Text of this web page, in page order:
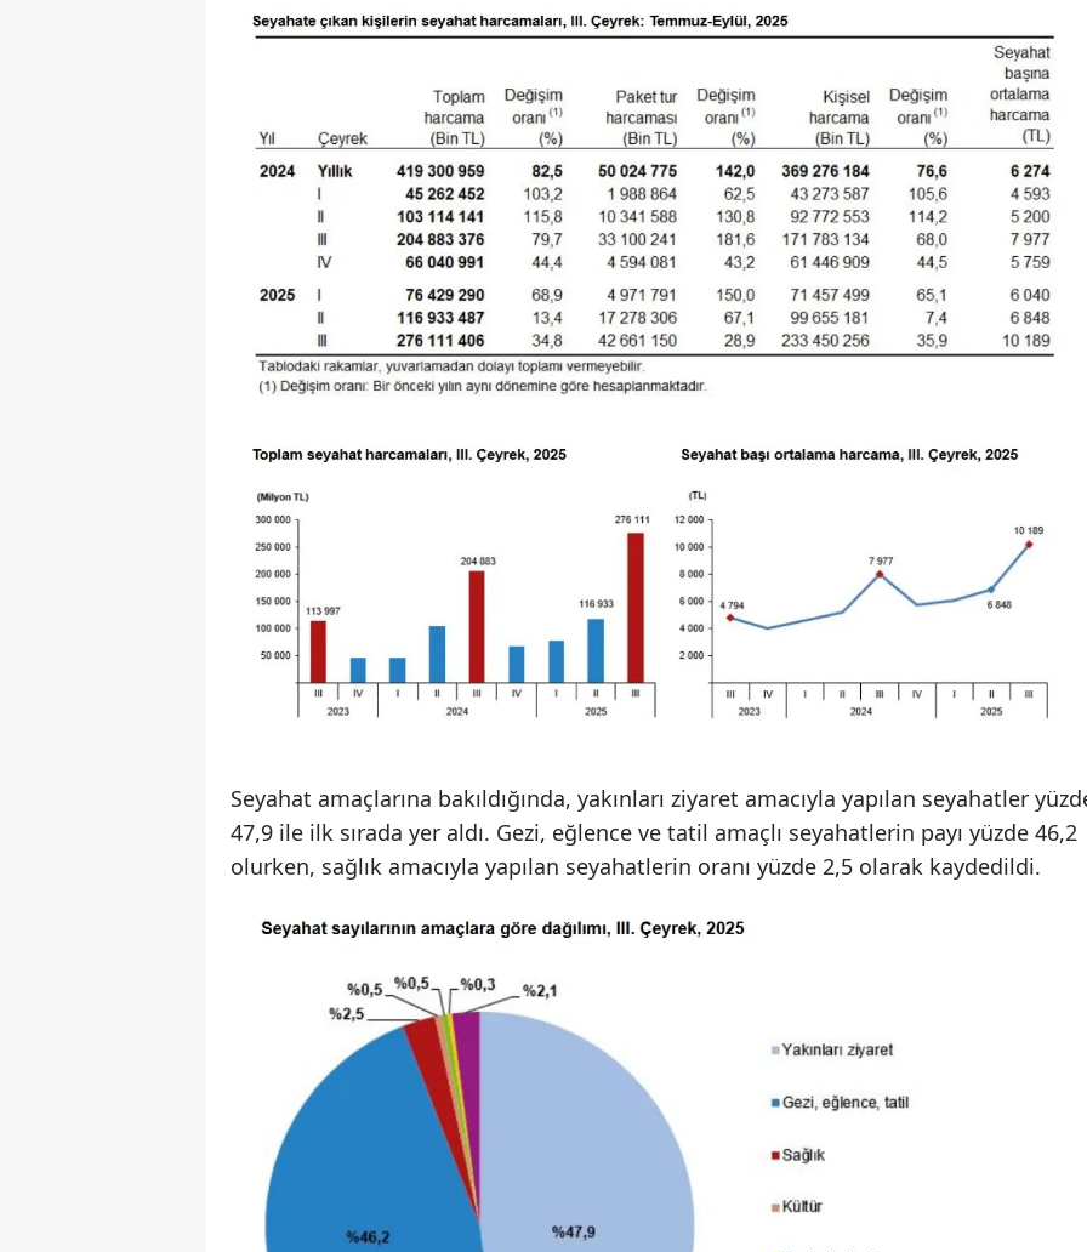
Seyahat amaçlarına bakıldığında, yakınları ziyaret amacıyla yapılan seyahatler
47,9 ile ilk sırada yer aldı. Gezi, eğlence ve tatil amaçlı seyahatlerin payı yüzde 46,2
olurken, sağlık amacıyla yapılan seyahatlerin oranı yüzde 2,5 olarak kaydedildi.